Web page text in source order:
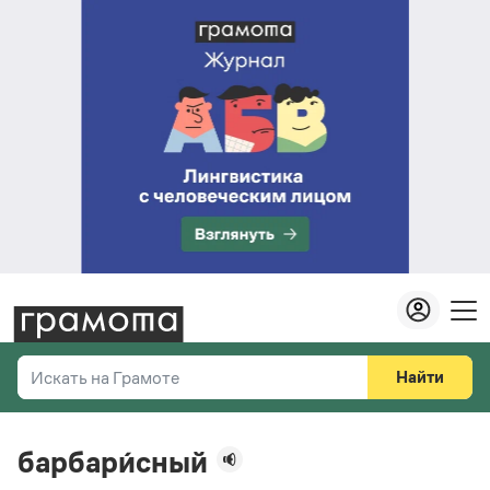
Искать на Грамоте
Справочная служба
Найти
барбари́сный